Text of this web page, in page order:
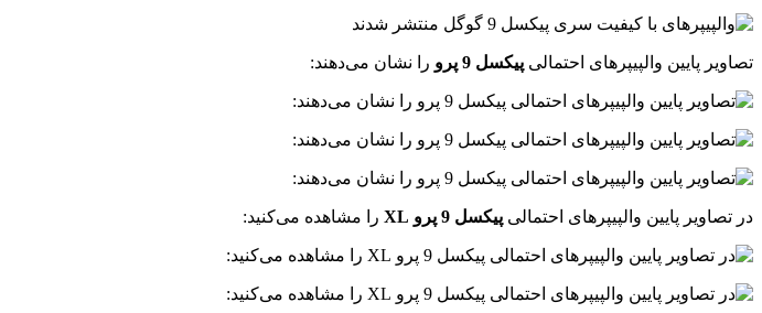
تصاویر پایین والپیپرهای احتمالی پیکسل 9 پرو را نشان می‌دهند:
در تصاویر پایین والپیپرهای احتمالی پیکسل 9 پرو XL را مشاهده می‌کنید: